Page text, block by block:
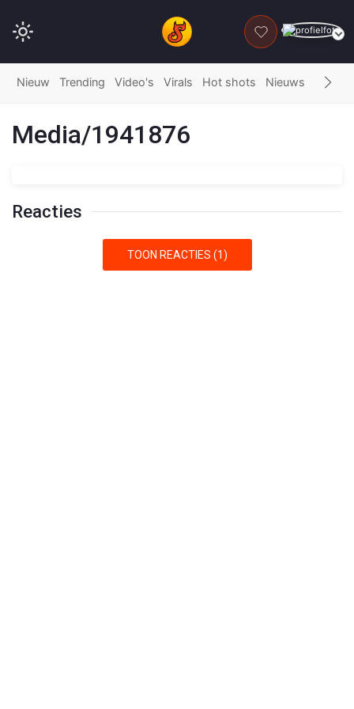
DONEER
Nieuw Trending Video's Virals Hot shots Nieuws Fails
Media/1941876
Reacties
TOON REACTIES (1)